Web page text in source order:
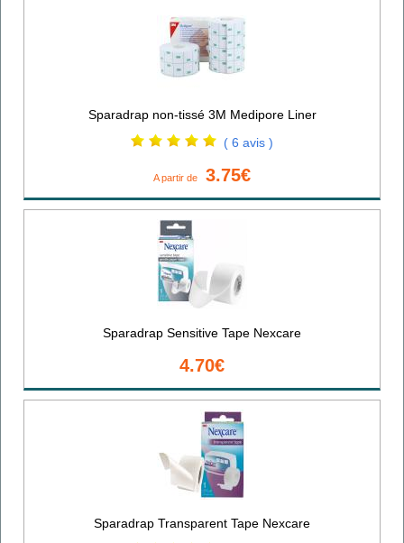
Sparadrap non-tissé 3M Medipore Liner
( 6 avis )
A partir de 3.75€
Sparadrap Sensitive Tape Nexcare
4.70€
Sparadrap Transparent Tape Nexcare